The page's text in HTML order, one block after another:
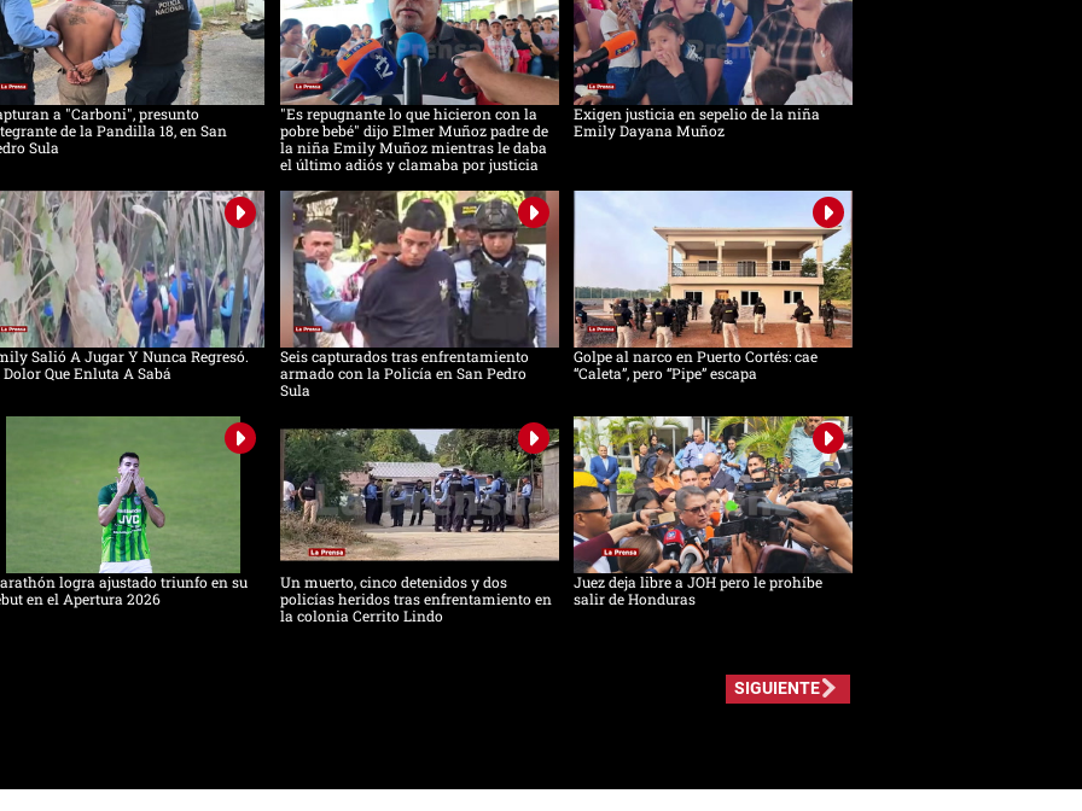
a "Carboni", presunto
de la Pandilla 18, en San
Sula
"Es repugnante lo que hicieron con la
pobre bebé" dijo Elmer Muñoz padre de
la niña Emily Muñoz mientras le daba
el último adiós y clamaba por justicia
Exigen justicia en sepelio de la niña
Emily Dayana Muñoz
Salió A Jugar Y Nunca Regresó.
Que Enluta A Sabá
Seis capturados tras enfrentamiento
armado con la Policía en San Pedro
Sula
Golpe al narco en Puerto Cortés: cae
“Caleta”, pero “Pipe” escapa
logra ajustado triunfo en su
en el Apertura 2026
Un muerto, cinco detenidos y dos
policías heridos tras enfrentamiento en
la colonia Cerrito Lindo
Juez deja libre a JOH pero le prohíbe
salir de Honduras
SIGUIENTE